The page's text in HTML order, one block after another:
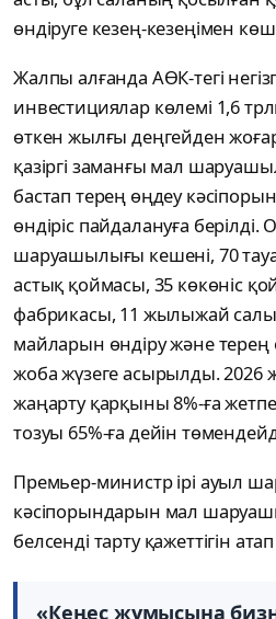
өндіруге кезең-кезеңімен
Жалпы алғанда АӨК-тегі
инвестициялар көлемі 1,6
өткен жылғы деңгейден
қазіргі заманғы мал
бастап терең өңдеу
өндіріс пайдалануға
шаруашылығы кешені, 70
астық қоймасы, 35 көкөніс
фабрикасы, 11 жылыжай
майларын өндіру және
жоба жүзеге асырылды. 2026
жаңарту қарқыны 8%-ға
тозуы 65%-ға дейін
Премьер-министр ірі ауыл
кәсіпорындарын мал
белсенді тарту қажеттігін атап
«Кеңес жұмысына